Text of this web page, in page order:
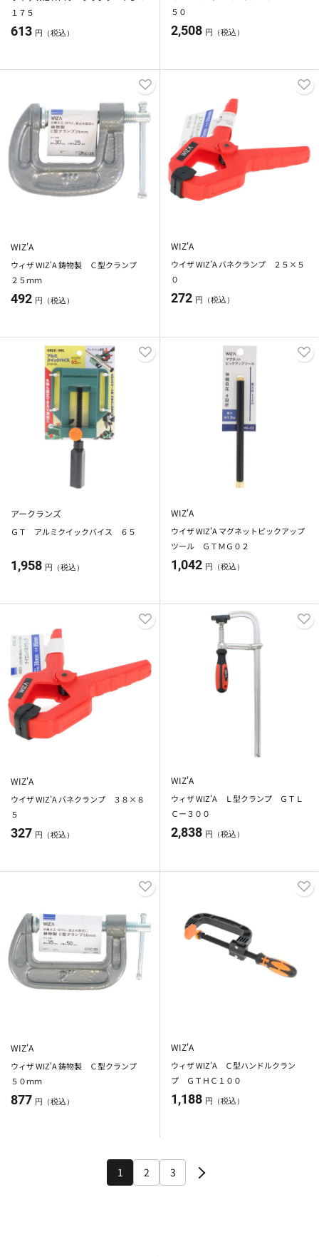
１７５
613 円（税込）
５０
2,508 円（税込）
WIZ'A
ウィザ WIZ'A 鋳物製 Ｃ型クランプ
２５ｍｍ
492 円（税込）
WIZ'A
ウイザ WIZ’A バネクランプ ２５×５
０
272 円（税込）
アークランズ
ＧＴ アルミクイックバイス ６５
1,958 円（税込）
WIZ'A
ウイザ WIZ'A マグネットピックアップ
ツール ＧＴＭＧ０２
1,042 円（税込）
WIZ'A
ウイザ WIZ’A バネクランプ ３８×８
５
327 円（税込）
WIZ'A
ウィザ WIZ'A Ｌ型クランプ ＧＴＬ
Ｃー３００
2,838 円（税込）
WIZ'A
ウィザ WIZ'A 鋳物製 Ｃ型クランプ
５０ｍｍ
877 円（税込）
WIZ'A
ウィザ WIZ'A Ｃ型ハンドルクラン
プ ＧＴＨＣ１００
1,188 円（税込）
1 2 3